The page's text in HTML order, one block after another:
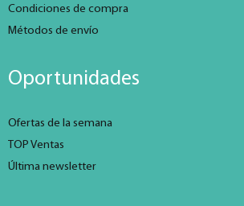
Condiciones de compra
Métodos de envío
Oportunidades
Ofertas de la semana
TOP Ventas
Última newsletter